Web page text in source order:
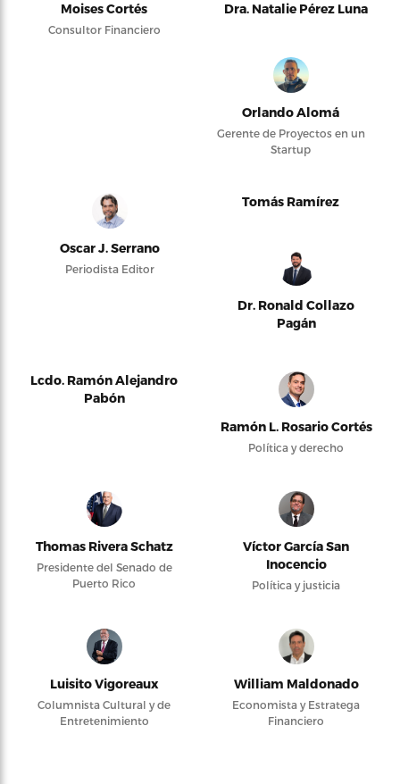
Moises Cortés
Consultor Financiero
Dra. Natalie Pérez Luna
Orlando Alomá
Gerente de Proyectos en un
Startup
Oscar J. Serrano
Periodista Editor
Tomás Ramírez
Dr. Ronald Collazo
Pagán
Lcdo. Ramón Alejandro
Pabón
Ramón L. Rosario Cortés
Política y derecho
Thomas Rivera Schatz
Presidente del Senado de
Puerto Rico
Víctor García San
Inocencio
Política y justicia
Luisito Vigoreaux
Columnista Cultural y de
Entretenimiento
William Maldonado
Economista y Estratega
Financiero